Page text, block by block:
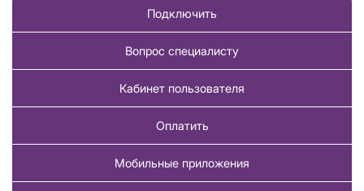
Подключить
Вопрос специалисту
Кабинет пользователя
Оплатить
Мобильные приложения